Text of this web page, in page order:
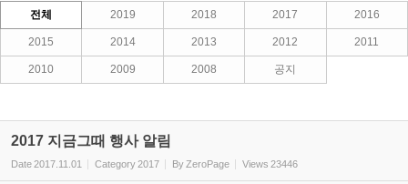
전체 2019 2018 2017 2016
2015 2014 2013 2012 2011
2010 2009 2008 공지
2017 지금그때 행사 알림
Date2017.11.01 Category2017 By ZeroPage Views 23446